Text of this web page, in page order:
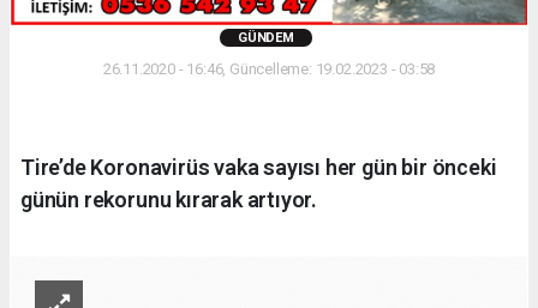
GÜNDEM
26.11.2020 - 16:46, Güncelleme: 19.02.2023 - 03:58
Tire’de Koronavirüs vaka sayısı her gün bir önceki
günün rekorunu kırarak artıyor.